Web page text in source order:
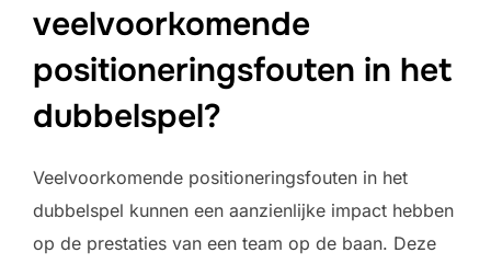
veelvoorkomende
positioneringsfouten in het
dubbelspel?
Veelvoorkomende positioneringsfouten in het
dubbelspel kunnen een aanzienlijke impact hebben
op de prestaties van een team op de baan. Deze